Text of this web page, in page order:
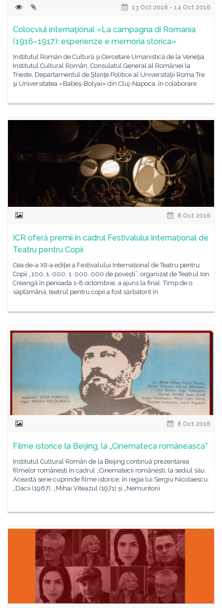
13 Oct 2016 - 14 Oct 2016
Colocviul internaţional «La campagna di Romania
(1916–1917): esperienze e memoria storica»
Institutul Român de Cultură şi Cercetare Umanistică de la Veneţia,
Institutul Cultural Român, Consulatul General al României la
Trieste, Departamentul de Ştiinţe Politice al Universităţii Roma Tre
şi Universitatea «Babeş-Bolyai» din Cluj-Napoca, în colaborare
8 Oct 2016
ICR oferă premii în cadrul Festivalului Internațional de
Teatru pentru Copii
Cea de-a XII-a ediție a Festivalului Internațional de Teatru pentru
Copii „100, 1. 000, 1. 000. 000 de povești”, organizat de Teatrul Ion
Creangă în perioada 1-8 octombrie, a ajuns la final. Timp de o
săptămână, teatrul pentru copii a fost sărbătorit în
8 Oct 2016
Filme istorice la Beijing, la „Cinemateca românească”
Institutul Cultural Român de la Beijing continuă prezentarea
filmelor românești în cadrul „Cinematecii românești, la sediul său.
Această serie cuprinde filme istorice, în regia lui Sergiu Nicolaescu:
„Dacii (1967), „Mihai Viteazul (1971) și „Nemuritorii